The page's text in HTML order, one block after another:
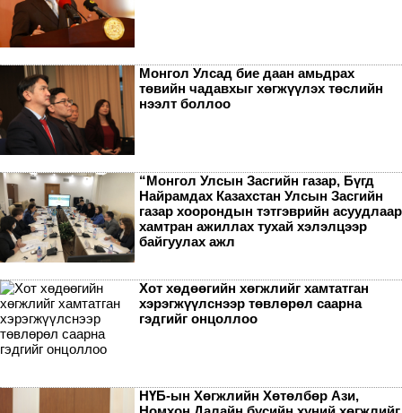
Монгол Улсад бие даан амьдрах
төвийн чадавхыг хөгжүүлэх төслийн
нээлт боллоо
“Монгол Улсын Засгийн газар, Бүгд
Найрамдах Казахстан Улсын Засгийн
газар хоорондын тэтгэврийн асуудлаар
хамтран ажиллах тухай хэлэлцээр
байгуулах ажл
Хот хөдөөгийн хөгжлийг хамтатган
хэрэгжүүлснээр төвлөрөл саарна
гэдгийг онцоллоо
НҮБ-ын Хөгжлийн Хөтөлбөр Ази,